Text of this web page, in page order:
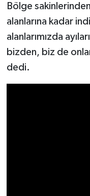
Bölge
alanlarına kadar
alanlarımızda
bizden, biz de
dedi.